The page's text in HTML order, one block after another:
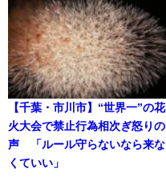
【千葉・市川市】“世界一”の花
火大会で禁止行為相次ぎ怒りの
声 「ルール守らないなら来な
くていい」